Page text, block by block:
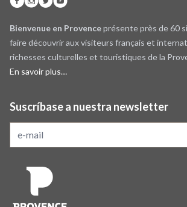
Bienvenue en Provenceprésente près de 60
faire découvrir aux visiteurs français et
richesses culturelles et touristiques de la
En savoir plus…
Suscríbase a nuestra newsletter